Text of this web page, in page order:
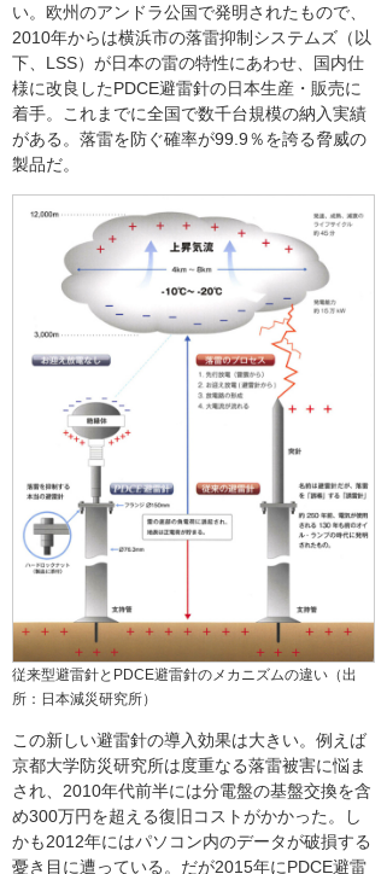
い。欧州のアンドラ公国で発明されたもので、
2010年からは横浜市の落雷抑制システムズ（以
下、LSS）が日本の雷の特性にあわせ、国内仕
様に改良したPDCE避雷針の日本生産・販売に
着手。これまでに全国で数千台規模の納入実績
がある。落雷を防ぐ確率が99.9％を誇る脅威の
製品だ。
従来型避雷針とPDCE避雷針のメカニズムの違い（出
所：日本減災研究所）
この新しい避雷針の導入効果は大きい。例えば
京都大学防災研究所は度重なる落雷被害に悩ま
され、2010年代前半には分電盤の基盤交換を含
め300万円を超える復旧コストがかかった。し
かも2012年にはパソコン内のデータが破損する
憂き目に遭っている。だが2015年にPDCE避雷